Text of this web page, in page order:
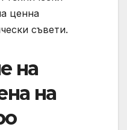
ценна
съвети.
на
на